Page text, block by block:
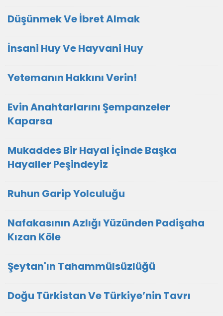
Düşünmek Ve İbret Almak
İnsani Huy Ve Hayvani Huy
Yetemanın Hakkını Verin!
Evin Anahtarlarını Şempanzeler
Kaparsa
Mukaddes Bir Hayal İçinde Başka
Hayaller Peşindeyiz
Ruhun Garip Yolculuğu
Nafakasının Azlığı Yüzünden Padişaha
Kızan Köle
Şeytan'ın Tahammülsüzlüğü
Doğu Türkistan Ve Türkiye’nin Tavrı